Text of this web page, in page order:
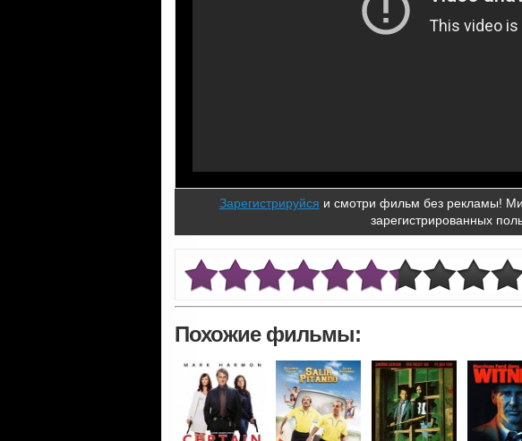
Зарегистрируйся и смотри фильм без рекламы!
зарегистрированных
Похожие фильмы: